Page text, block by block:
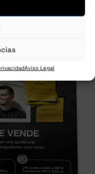
Aviso Legal